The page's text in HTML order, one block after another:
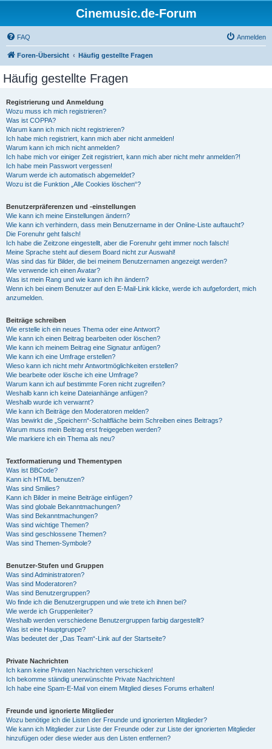
Cinemusic.de-Forum
FAQ Anmelden
Foren-Übersicht Häufig gestellte Fragen
Häufig gestellte Fragen
Registrierung und Anmeldung
Wozu muss ich mich registrieren?
Was ist COPPA?
Warum kann ich mich nicht registrieren?
Ich habe mich registriert, kann mich aber nicht anmelden!
Warum kann ich mich nicht anmelden?
Ich habe mich vor einiger Zeit registriert, kann mich aber nicht mehr anmelden?!
Ich habe mein Passwort vergessen!
Warum werde ich automatisch abgemeldet?
Wozu ist die Funktion „Alle Cookies löschen“?
Benutzerpräferenzen und -einstellungen
Wie kann ich meine Einstellungen ändern?
Wie kann ich verhindern, dass mein Benutzername in der Online-Liste auftaucht?
Die Forenuhr geht falsch!
Ich habe die Zeitzone eingestellt, aber die Forenuhr geht immer noch falsch!
Meine Sprache steht auf diesem Board nicht zur Auswahl!
Was sind das für Bilder, die bei meinem Benutzernamen angezeigt werden?
Wie verwende ich einen Avatar?
Was ist mein Rang und wie kann ich ihn ändern?
Wenn ich bei einem Benutzer auf den E-Mail-Link klicke, werde ich aufgefordert, mich
anzumelden.
Beiträge schreiben
Wie erstelle ich ein neues Thema oder eine Antwort?
Wie kann ich einen Beitrag bearbeiten oder löschen?
Wie kann ich meinem Beitrag eine Signatur anfügen?
Wie kann ich eine Umfrage erstellen?
Wieso kann ich nicht mehr Antwortmöglichkeiten erstellen?
Wie bearbeite oder lösche ich eine Umfrage?
Warum kann ich auf bestimmte Foren nicht zugreifen?
Weshalb kann ich keine Dateianhänge anfügen?
Weshalb wurde ich verwarnt?
Wie kann ich Beiträge den Moderatoren melden?
Was bewirkt die „Speichern“-Schaltfläche beim Schreiben eines Beitrags?
Warum muss mein Beitrag erst freigegeben werden?
Wie markiere ich ein Thema als neu?
Textformatierung und Thementypen
Was ist BBCode?
Kann ich HTML benutzen?
Was sind Smilies?
Kann ich Bilder in meine Beiträge einfügen?
Was sind globale Bekanntmachungen?
Was sind Bekanntmachungen?
Was sind wichtige Themen?
Was sind geschlossene Themen?
Was sind Themen-Symbole?
Benutzer-Stufen und Gruppen
Was sind Administratoren?
Was sind Moderatoren?
Was sind Benutzergruppen?
Wo finde ich die Benutzergruppen und wie trete ich ihnen bei?
Wie werde ich Gruppenleiter?
Weshalb werden verschiedene Benutzergruppen farbig dargestellt?
Was ist eine Hauptgruppe?
Was bedeutet der „Das Team“-Link auf der Startseite?
Private Nachrichten
Ich kann keine Privaten Nachrichten verschicken!
Ich bekomme ständig unerwünschte Private Nachrichten!
Ich habe eine Spam-E-Mail von einem Mitglied dieses Forums erhalten!
Freunde und ignorierte Mitglieder
Wozu benötige ich die Listen der Freunde und ignorierten Mitglieder?
Wie kann ich Mitglieder zur Liste der Freunde oder zur Liste der ignorierten Mitglieder
hinzufügen oder diese wieder aus den Listen entfernen?